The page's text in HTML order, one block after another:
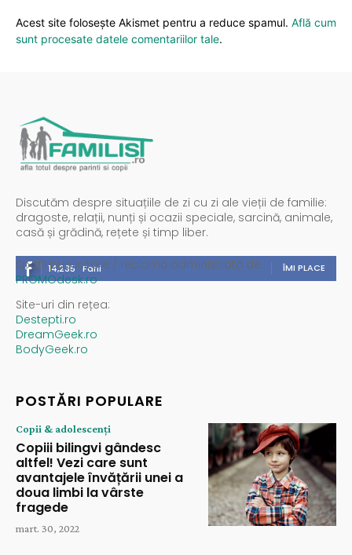
Acest site folosește Akismet pentru a reduce spamul. Află cum
sunt procesate datele comentariilor tale.
Discutăm despre situațiile de zi cu zi ale vieții de familie:
dragoste, relații, nunți și ocazii speciale, sarcină, animale,
casă și grădină, rețete și timp liber.
14,235 Fani ÎMI PLACE
Spații publicitare / reclamă administrată de
PROMOdesk.ro
Site-uri din rețea:
Destepti.ro
DreamGeek.ro
BodyGeek.ro
POSTĂRI POPULARE
Copii & adolescenți
Copiii bilingvi gândesc
altfel! Vezi care sunt
avantajele învățării unei a
doua limbi la vârste
fragede
mart. 30, 2022